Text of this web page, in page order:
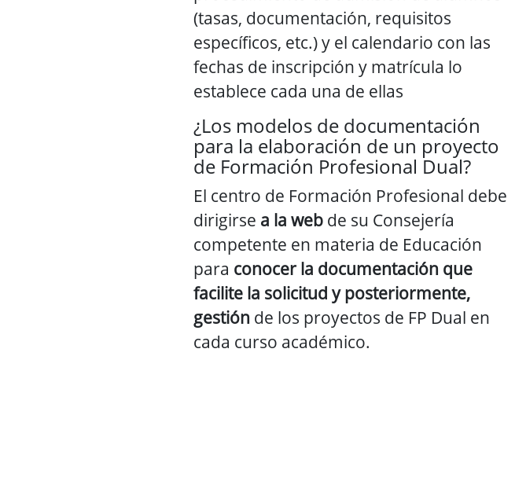
(tasas, documentación, requisitos
específicos, etc.) y el calendario con las
fechas de inscripción y matrícula lo
establece cada una de ellas
¿Los modelos de documentación
para la elaboración de un proyecto
de Formación Profesional Dual?
El centro de Formación Profesional debe
dirigirse a la web de su Consejería
competente en materia de Educación
para conocer la documentación que
facilite la solicitud y posteriormente,
gestión de los proyectos de FP Dual en
cada curso académico.